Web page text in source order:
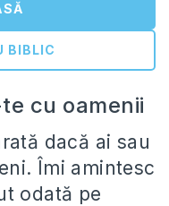
BIBLIC
cu oamenii
dacă ai sau
Îmi amintesc
odată pe